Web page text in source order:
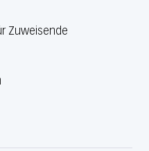
Zuweisende